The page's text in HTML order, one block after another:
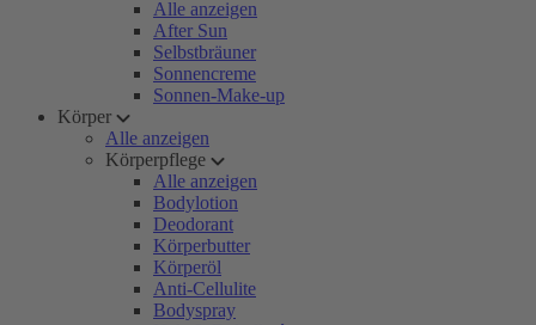
Alle anzeigen
After Sun
Selbstbräuner
Sonnencreme
Sonnen-Make-up
Körper
Alle anzeigen
Körperpflege
Alle anzeigen
Bodylotion
Deodorant
Körperbutter
Körperöl
Anti-Cellulite
Bodyspray